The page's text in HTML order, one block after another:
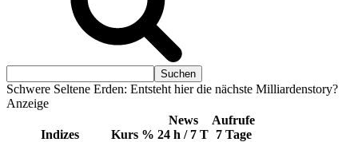
Schwere Seltene Erden: Entsteht hier die nächste Milliardenstory?
Anzeige
Indizes Kurs %
News
24 h / 7 T
Aufrufe
7 Tage